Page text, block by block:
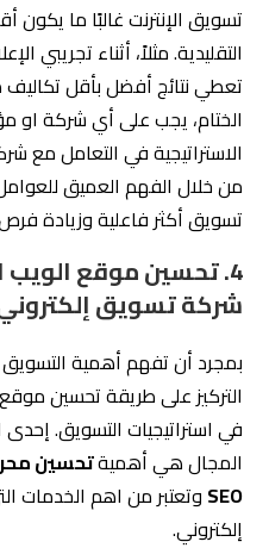
تسويق الإنترنت غالبًا ما يكون
التقليدية. مثلاً، أثناء تجريبي
تعطي نتائج أفضل بأقل تكاليف
الختام، يجب على أي شركة او
الاستراتيجية في التعامل مع
من خلال الفهم العميق
تسويق أكثر فاعلية وزيادة فرص
4. تحسين موقع
شركة تسويق
بمجرد أن تفهم أهمية التسويق
التركيز على طريقة تحسين
في استراتيجيات التسويق.
المجال هي أهميةتحسين
SEO وتعتبر من اهم الخدمات
إلكتروني.